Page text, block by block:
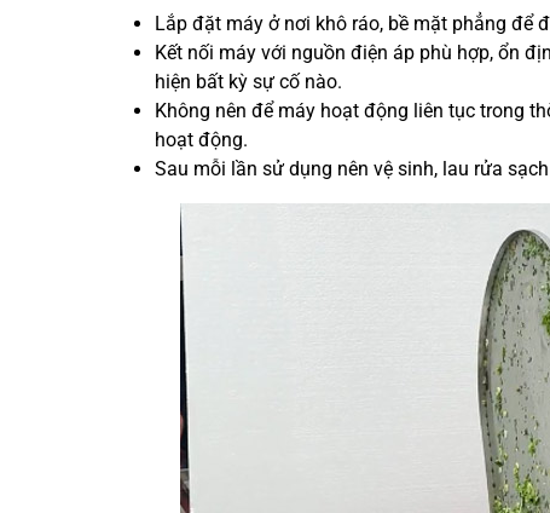
Lắp đặt máy ở nơi khô ráo, bề mặt phẳng để
Kết nối máy với nguồn điện áp phù hợp, ổn
hiện bất kỳ sự cố nào.
Không nên để máy hoạt động liên tục trong
hoạt động.
Sau mỗi lần sử dụng nên vệ sinh, lau rửa